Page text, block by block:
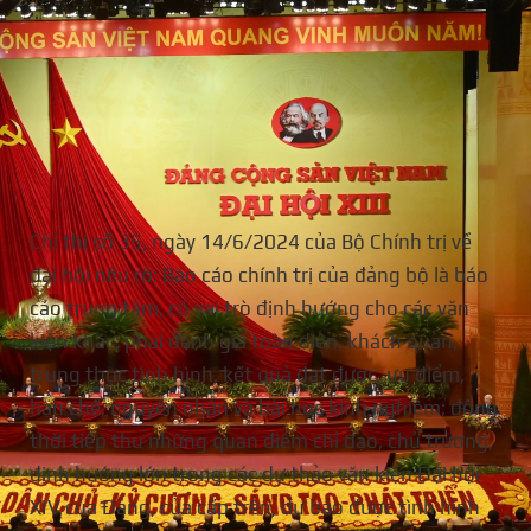
Chỉ thị số 35, ngày 14/6/2024 của Bộ Chính trị về
đại hội nêu rõ: Báo cáo chính trị của đảng bộ là báo
cáo trung tâm, có vai trò định hướng cho các văn
kiện khác; phải đánh giá toàn diện, khách quan,
trung thực tình hình, kết quả đạt được, ưu điểm,
hạn chế, nguyên nhân và bài học kinh nghiệm; đồng
thời tiếp thu những quan điểm chỉ đạo, chủ trương,
định hướng lớn trong các dự thảo văn kiện Đại hội
XIV của Đảng, của cấp trên, dự báo được tình hình